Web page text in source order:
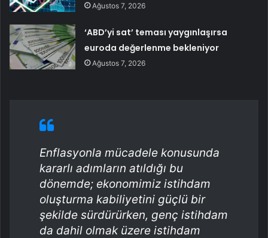
Ağustos 7, 2026
‘ABD’yi sat’ teması yaygınlaşırsa
euroda değerlenme bekleniyor
Ağustos 7, 2026
Enflasyonla mücadele konusunda
kararlı adımların atıldığı bu
dönemde; ekonomimiz istihdam
oluşturma kabiliyetini güçlü bir
şekilde sürdürürken, genç istihdam
da dahil olmak üzere istihdam